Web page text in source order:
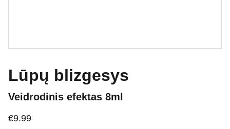
Lūpų blizgesys
Veidrodinis efektas 8ml
€9.99